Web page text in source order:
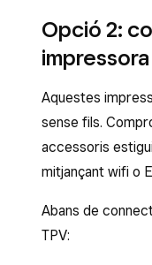
una finestra
configurar-la
personalitzat.
Per connectar
de les
Obre
Opció 2:
Aquestes
sense fils.
accessoris
mitjançant wifi o
Abans de
TPV: